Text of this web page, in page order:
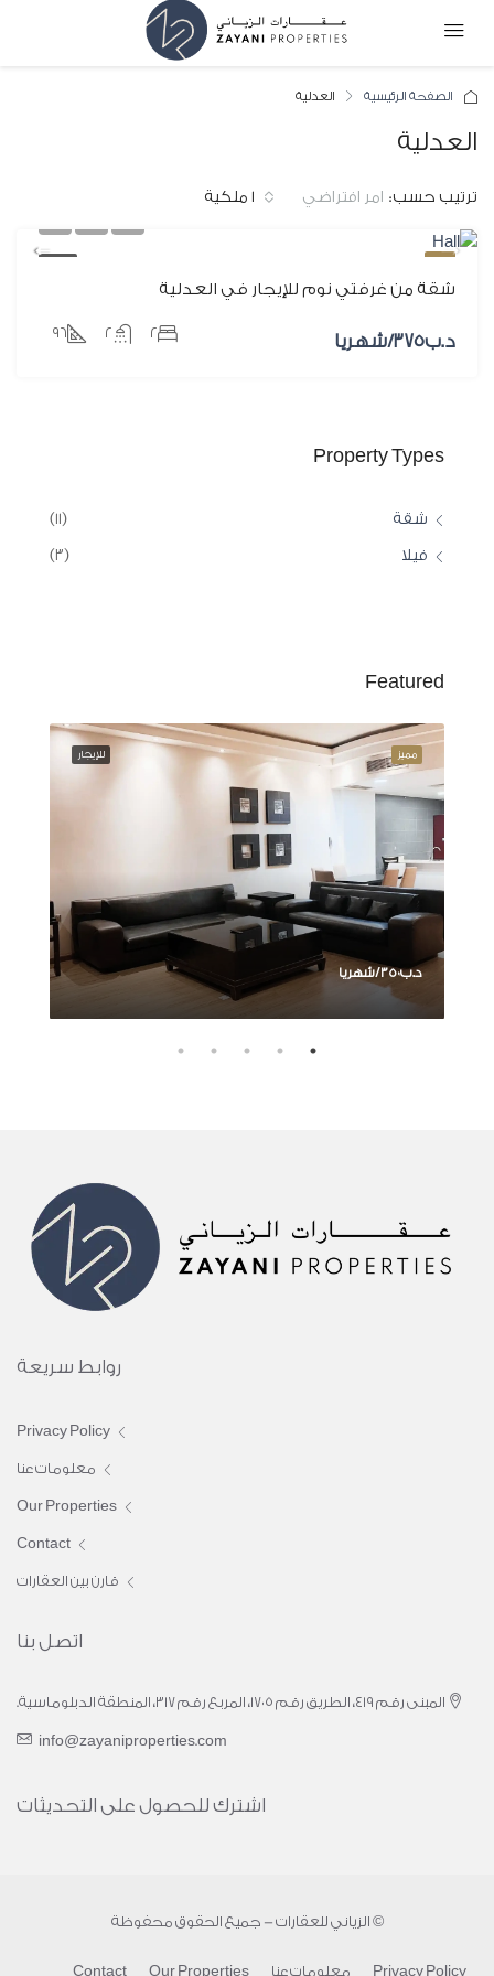
الصفحة الرئيسية العدلية
العدلية
١ ملكية ترتيب حسب: امر افتراضي
مميز
شقة من غرفتي نوم للإيجار في العدلية
د.ب‎٣٧٥/شهريا ٢ ٢ ٩٦
Property Types
شقة (١١)
فيلا (٣)
Featured
للإيجار مميز
د.ب‎٣٥٠/شهريا
روابط سريعة
Privacy Policy
معلومات عنا
Our Properties
Contact
قارن بين العقارات
اتصل بنا
المبنى رقم ٤١٩، الطريق رقم ١٧٠٥، المربع رقم ٣١٧، المنطقة الدبلوماسية.
info@zayaniproperties.com
اشترك للحصول على التحديثات
© الزياني للعقارات - جميع الحقوق محفوظة
Privacy Policy معلومات عنا Our Properties
Contact